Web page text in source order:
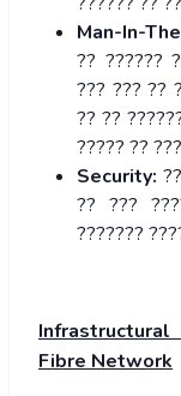
Man-In-
?? ??????
??? ??? ??
?? ??
????? ??
Security:
?? ???
???????
Fibre Network